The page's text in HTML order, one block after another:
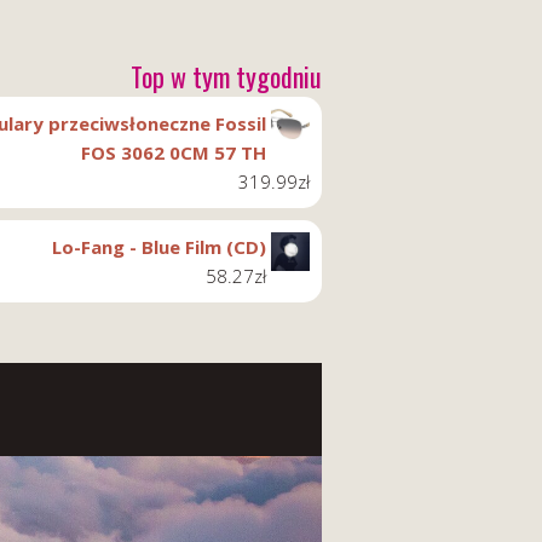
Top w tym tygodniu
przeciwsłoneczne Fossil
FOS 3062 0CM 57 TH
319.99zł
Lo-Fang - Blue Film (CD)
58.27zł